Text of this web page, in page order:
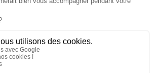
faire. Contactez-nous pour un projet
au plafond.
CONTACTER